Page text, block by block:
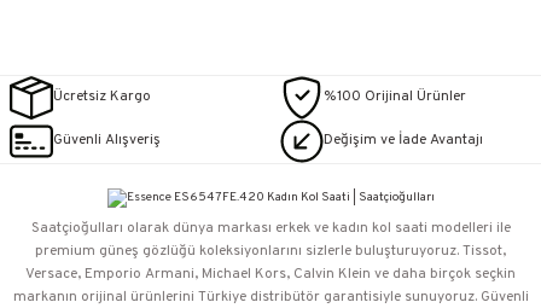
Ücretsiz Kargo %100 Orijinal Ürünler
Güvenli Alışveriş Değişim ve İade Avantajı
Saatçioğulları⁠ olarak dünya markası erkek ve kadın kol saati modelleri ile
premium güneş gözlüğü koleksiyonlarını sizlerle buluşturuyoruz. Tissot,
Versace, Emporio Armani, Michael Kors, Calvin Klein ve daha birçok seçkin
markanın orijinal ürünlerini Türkiye distribütör garantisiyle sunuyoruz. Güvenli